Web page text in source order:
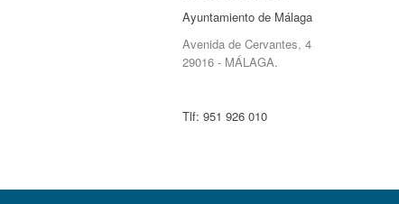
Ayuntamiento de Málaga
Avenida de Cervantes, 4
29016 - MÁLAGA.
Tlf: 951 926 010